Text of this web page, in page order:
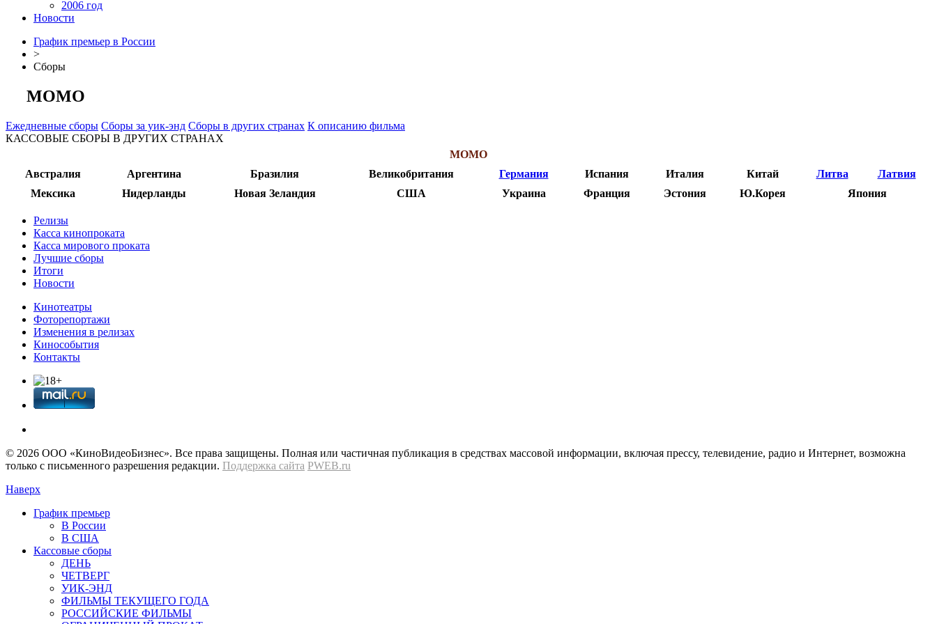
2006 год
Новости
График премьер в России
>
Сборы
МОМО
Ежедневные сборы Сборы за уик-энд Сборы в других странах К описанию фильма
КАССОВЫЕ СБОРЫ В ДРУГИХ СТРАНАХ
МОМО
Австралия
Аргентина Бразилия Великобритания Германия Испания Италия Китай Литва
Латвия
Мексика
Нидерланды Новая Зеландия США Украина Франция Эстония Ю.Корея Япония
Релизы
Касса кинопроката
Касса мирового проката
Лучшие сборы
Итоги
Новости
Кинотеатры
Фоторепортажи
Изменения в релизах
Кинособытия
Контакты
© 2026 OOО «КиноВидеоБизнес». Все права защищены. Полная или частичная публикация в средствах массовой информации, включая прессу, телевидение, радио и Интернет, возможна
только с письменного разрешения редакции. Поддержка сайта PWEB.ru
Наверх
График премьер
В России
В США
Кассовые сборы
ДЕНЬ
ЧЕТВЕРГ
УИК-ЭНД
ФИЛЬМЫ ТЕКУЩЕГО ГОДА
РОССИЙСКИЕ ФИЛЬМЫ